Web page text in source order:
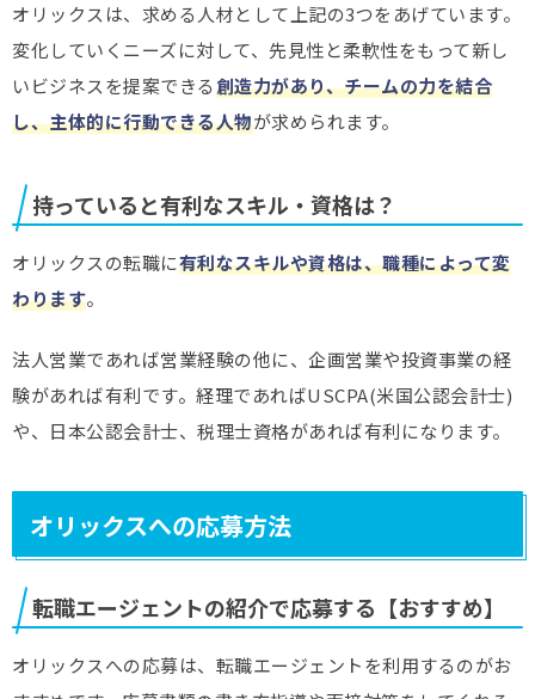
オリックスは、求める人材として上記の3つをあげています。
変化していくニーズに対して、先見性と柔軟性をもって新し
いビジネスを提案できる創造力があり、チームの力を結合
し、主体的に行動できる人物が求められます。
持っていると有利なスキル・資格は？
オリックスの転職に有利なスキルや資格は、職種によって変
わります。
法人営業であれば営業経験の他に、企画営業や投資事業の経
験があれば有利です。経理であればUSCPA(米国公認会計士)
や、日本公認会計士、税理士資格があれば有利になります。
オリックスへの応募方法
転職エージェントの紹介で応募する【おすすめ】
オリックスへの応募は、転職エージェントを利用するのがお